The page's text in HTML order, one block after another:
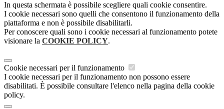
In questa schermata è possibile scegliere quali cookie consentire.
I cookie necessari sono quelli che consentono il funzionamento della
piattaforma e non è possibile disabilitarli.
Per conoscere quali sono i cookie necessari al funzionamento potete
visionare la COOKIE POLICY.
Cookie necessari per il funzionamento
I cookie necessari per il funzionamento non possono essere
disabilitati. È possibile consultare l'elenco nella pagina della cookie
policy.